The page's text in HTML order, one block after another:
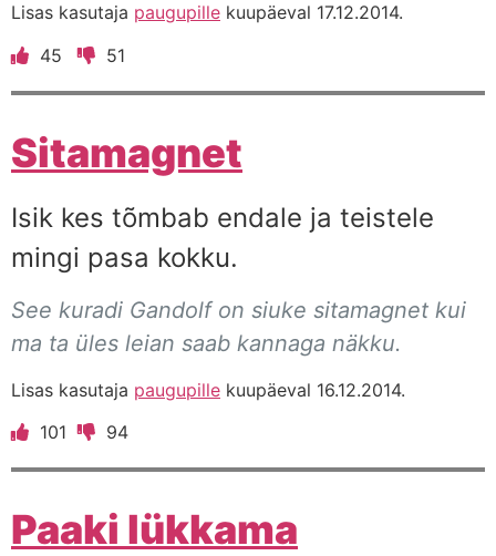
Lisas kasutaja paugupille kuupäeval 17.12.2014.
45
51
Sitamagnet
Isik kes tõmbab endale ja teistele
mingi pasa kokku.
See kuradi Gandolf on siuke sitamagnet kui
ma ta üles leian saab kannaga näkku.
Lisas kasutaja paugupille kuupäeval 16.12.2014.
101
94
Paaki lükkama